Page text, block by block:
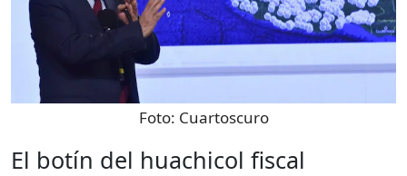
Foto: Cuartoscuro
El botín del huachicol fiscal